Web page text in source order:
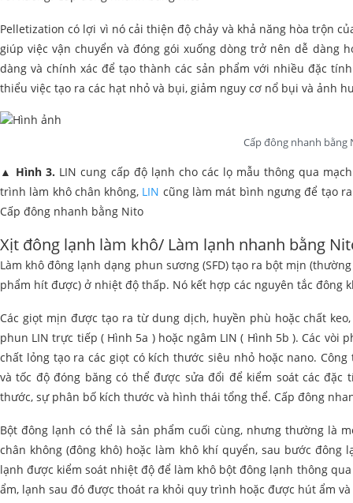
Pelletization có lợi vì nó cải thiện độ chảy và khả năng hòa trộn
giúp việc vận chuyển và đóng gói xuống dòng trở nên dễ dàng
dàng và chính xác để tạo thành các sản phẩm với nhiều đặc
thiểu việc tạo ra các hạt nhỏ và bụi, giảm nguy cơ nổ bụi và ảnh
Cấp đông nhanh bằng
▲ Hình 3. LIN cung cấp độ lạnh cho các lọ mẫu thông qua
trình làm khô chân không, LIN cũng làm mát bình ngưng để tạo
Cấp đông nhanh bằng Nito
Xịt đông lạnh làm khô/ Làm lạnh nhanh bằng
Làm khô đông lạnh dạng phun sương (SFD) tạo ra bột mịn
phẩm hít được) ở nhiệt độ thấp. Nó kết hợp các nguyên tắc đông
Các giọt mịn được tạo ra từ dung dịch, huyền phù hoặc chất
phun LIN trực tiếp ( Hình 5a ) hoặc ngâm LIN ( Hình 5b ). Các vòi
chất lỏng tạo ra các giọt có kích thước siêu nhỏ hoặc nano.
và tốc độ đóng băng có thể được sửa đổi để kiểm soát các
thước, sự phân bố kích thước và hình thái tổng thể. Cấp đông
Bột đông lạnh có thể là sản phẩm cuối cùng, nhưng thường là
chân không (đông khô) hoặc làm khô khí quyển, sau bước đông
lạnh được kiểm soát nhiệt độ để làm khô bột đông lạnh thông
ẩm, lạnh sau đó được thoát ra khỏi quy trình hoặc được hút ẩm